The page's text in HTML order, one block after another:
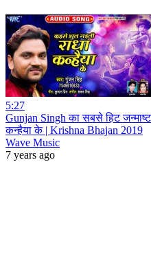
5:27
Gunjan Singh का सबसे हिट
कन्हैया के | Krishna Bhajan 2019
Wave Music
7 years ago